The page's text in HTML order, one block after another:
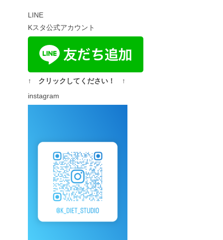
LINE
Kスタ公式アカウント
↑ クリックしてください！ ↑
instagram